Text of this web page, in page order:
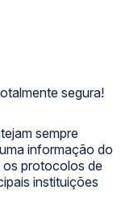
segura!
sempre
informação do
protocolos de
instituições